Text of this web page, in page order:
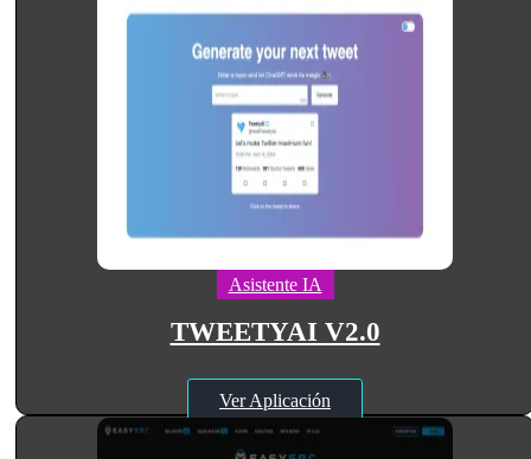
Asistente IA
TWEETYAI V2.0
Ver Aplicación